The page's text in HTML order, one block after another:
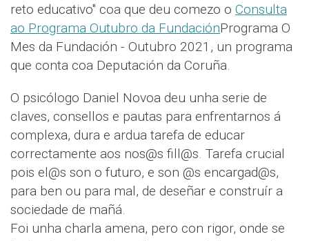
reto educativo" coa que deu comezo o Consulta
ao Programa Outubro da FundaciónPrograma O
Mes da Fundación - Outubro 2021, un programa
que conta coa Deputación da Coruña.
O psicólogo Daniel Novoa deu unha serie de
claves, consellos e pautas para enfrentarnos á
complexa, dura e ardua tarefa de educar
correctamente aos nos@s fill@s. Tarefa crucial
pois el@s son o futuro, e son @s encargad@s,
para ben ou para mal, de deseñar e construír a
sociedade de mañá.
Foi unha charla amena, pero con rigor, onde se